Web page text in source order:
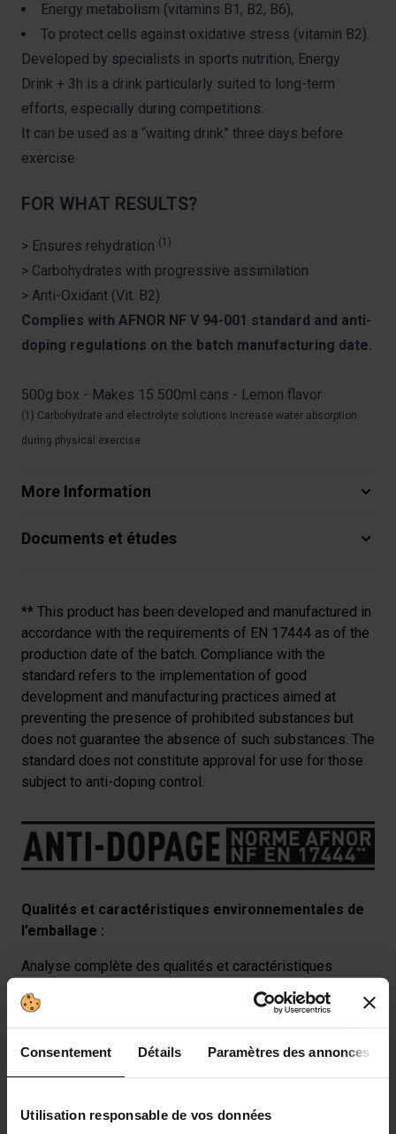
Consentement Détails Paramètres des annonces
Utilisation responsable de vos données
Energy metabolism (vitamins B1, B2, B6),
To protect cells against oxidative stress (vitamin B2).
Developed by specialists in sports nutrition, Energy
Drink + 3h is a drink particularly suited to long-term
efforts, especially during competitions.
It can be used as a “waiting drink” three days before
exercise
FOR WHAT RESULTS?
> Ensures rehydration (1)
> Carbohydrates with progressive assimilation
> Anti-Oxidant (Vit. B2)
Complies with AFNOR NF V 94-001 standard and anti-
doping regulations on the batch manufacturing date.
500g box - Makes 15 500ml cans - Lemon flavor
(1) Carbohydrate and electrolyte solutions increase water absorption
during physical exercise
More Information
Documents et études
** This product has been developed and manufactured in
accordance with the requirements of EN 17444 as of the
production date of the batch. Compliance with the
standard refers to the implementation of good
development and manufacturing practices aimed at
preventing the presence of prohibited substances but
does not guarantee the absence of such substances. The
standard does not constitute approval for use for those
subject to anti-doping control.
Qualités et caractéristiques environnementales de
l’emballage :
Analyse complète des qualités et caractéristiques
environnementales de l’emballage en cours de
finalisation.
This product belongs to the following